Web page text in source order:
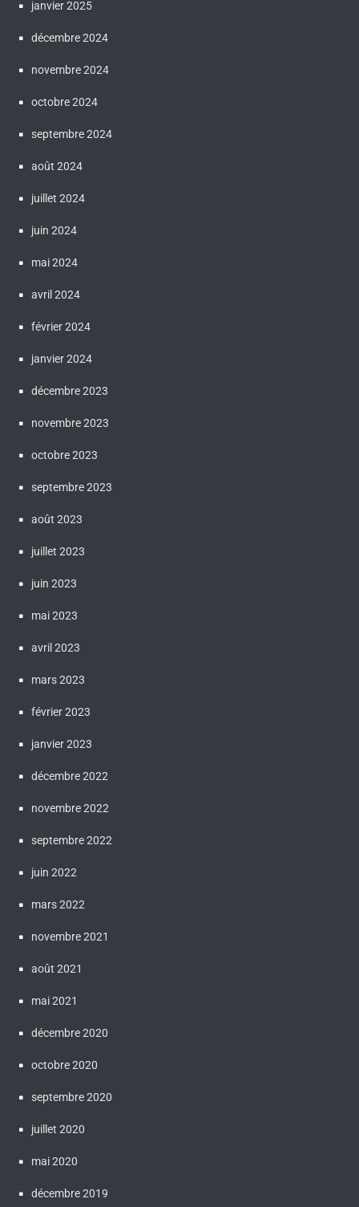
janvier 2025
décembre 2024
novembre 2024
octobre 2024
septembre 2024
août 2024
juillet 2024
juin 2024
mai 2024
avril 2024
février 2024
janvier 2024
décembre 2023
novembre 2023
octobre 2023
septembre 2023
août 2023
juillet 2023
juin 2023
mai 2023
avril 2023
mars 2023
février 2023
janvier 2023
décembre 2022
novembre 2022
septembre 2022
juin 2022
mars 2022
novembre 2021
août 2021
mai 2021
décembre 2020
octobre 2020
septembre 2020
juillet 2020
mai 2020
décembre 2019